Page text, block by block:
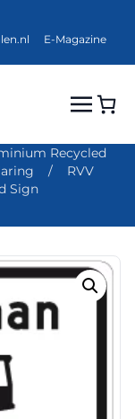
E-Magazine
Recycled
/
RVV
Sign